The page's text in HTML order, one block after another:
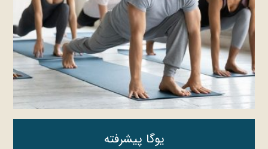
یوگا پیشرفته